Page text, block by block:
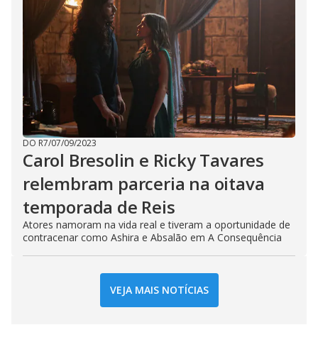
DO R7/07/09/2023
Carol Bresolin e Ricky Tavares
relembram parceria na oitava
temporada de Reis
Atores namoram na vida real e tiveram a oportunidade de
contracenar como Ashira e Absalão em A Consequência
VEJA MAIS NOTÍCIAS